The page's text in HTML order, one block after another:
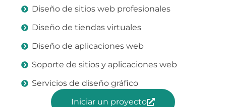
Diseño de sitios web profesionales
Diseño de tiendas virtuales
Diseño de aplicaciones web
Soporte de sitios y aplicaciones web
Servicios de diseño gráfico
Iniciar un proyecto